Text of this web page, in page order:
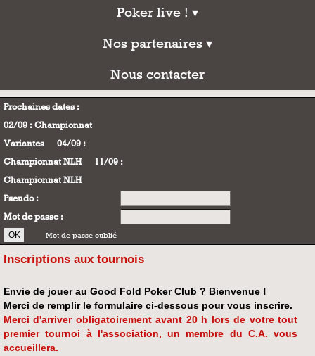
Poker live !
Poker live ! ▾
Nos partenaires
Nos partenaires ▾
Nous contacter
Nous contacter
Prochaines dates :
02/09 : Championnat
Variantes 04/09 :
Championnat NLH
11/09 :
Championnat NLH
Pseudo :
Mot de passe :
Mot de passe oublié
Inscriptions aux tournois
Envie de jouer au Good Fold Poker Club ? Bienvenue !
Merci de remplir le formulaire ci-dessous pour vous inscrire.
Merci d'arriver obligatoirement avant 20 h lors de votre tout
premier tournoi à l'association, un membre du C.A. vous
accueillera.